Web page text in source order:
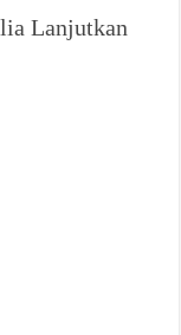
Lanjutkan